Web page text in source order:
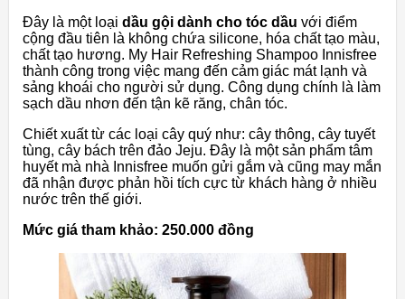
Đây là một loại dầu gội dành cho tóc dầu với điểm
cộng đầu tiên là không chứa silicone, hóa chất tạo màu,
chất tạo hương. My Hair Refreshing Shampoo Innisfree
thành công trong việc mang đến cảm giác mát lạnh và
sảng khoái cho người sử dụng. Công dụng chính là làm
sạch dầu nhơn đến tận kẽ răng, chân tóc.
Chiết xuất từ các loại cây quý như: cây thông, cây tuyết
tùng, cây bách trên đảo Jeju. Đây là một sản phẩm tâm
huyết mà nhà Innisfree muốn gửi gắm và cũng may mắn
đã nhận được phản hồi tích cực từ khách hàng ở nhiều
nước trên thế giới.
Mức giá tham khảo: 250.000 đồng